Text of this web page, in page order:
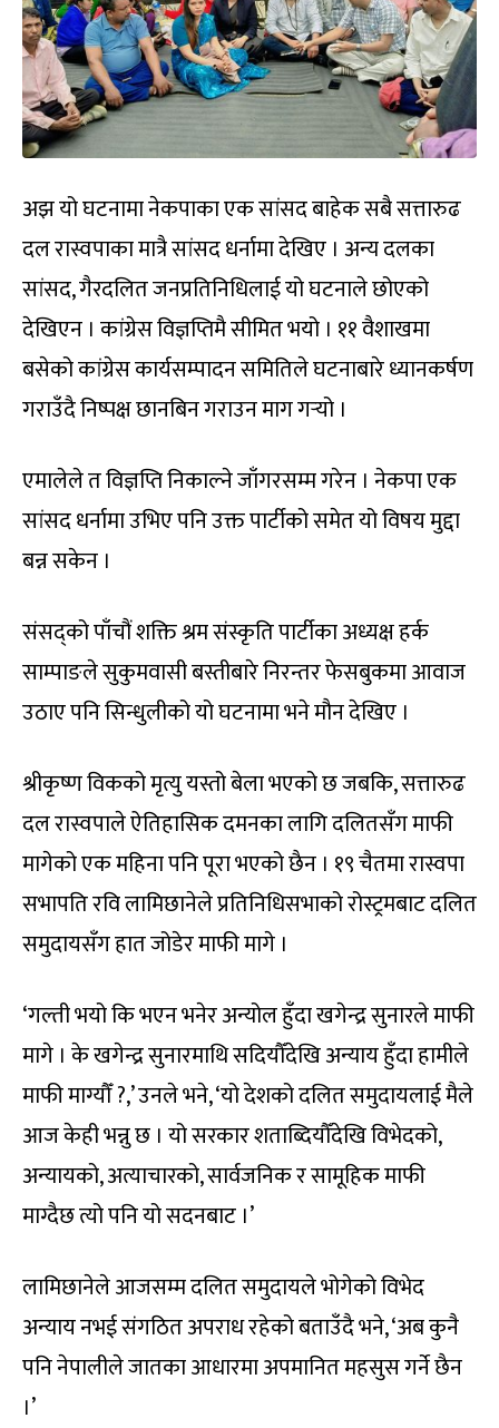
अझ यो घटनामा नेकपाका एक सांसद बाहेक सबै सत्तारुढ
दल रास्वपाका मात्रै सांसद धर्नामा देखिए । अन्य दलका
सांसद, गैरदलित जनप्रतिनिधिलाई यो घटनाले छोएको
देखिएन । कांग्रेस विज्ञप्तिमै सीमित भयो । ११ वैशाखमा
बसेको कांग्रेस कार्यसम्पादन समितिले घटनाबारे ध्यानकर्षण
गराउँदै निष्पक्ष छानबिन गराउन माग गर्‍यो ।
एमालेले त विज्ञप्ति निकाल्ने जाँगरसम्म गरेन । नेकपा एक
सांसद धर्नामा उभिए पनि उक्त पार्टीको समेत यो विषय मुद्दा
बन्न सकेन ।
संसद्को पाँचौं शक्ति श्रम संस्कृति पार्टीका अध्यक्ष हर्क
साम्पाङले सुकुमवासी बस्तीबारे निरन्तर फेसबुकमा आवाज
उठाए पनि सिन्धुलीको यो घटनामा भने मौन देखिए ।
श्रीकृष्ण विकको मृत्यु यस्तो बेला भएको छ जबकि, सत्तारुढ
दल रास्वपाले ऐतिहासिक दमनका लागि दलितसँग माफी
मागेको एक महिना पनि पूरा भएको छैन । १९ चैतमा रास्वपा
सभापति रवि लामिछानेले प्रतिनिधिसभाको रोस्ट्रमबाट दलित
समुदायसँग हात जोडेर माफी मागे ।
‘गल्ती भयो कि भएन भनेर अन्योल हुँदा खगेन्द्र सुनारले माफी
मागे । के खगेन्द्र सुनारमाथि सदियौँदेखि अन्याय हुँदा हामीले
माफी माग्यौँ ?,’ उनले भने, ‘यो देशको दलित समुदायलाई मैले
आज केही भन्नु छ । यो सरकार शताब्दियौँदेखि विभेदको,
अन्यायको, अत्याचारको, सार्वजनिक र सामूहिक माफी
माग्दैछ त्यो पनि यो सदनबाट ।’
लामिछानेले आजसम्म दलित समुदायले भोगेको विभेद
अन्याय नभई संगठित अपराध रहेको बताउँदै भने, ‘अब कुनै
पनि नेपालीले जातका आधारमा अपमानित महसुस गर्ने छैन
।’